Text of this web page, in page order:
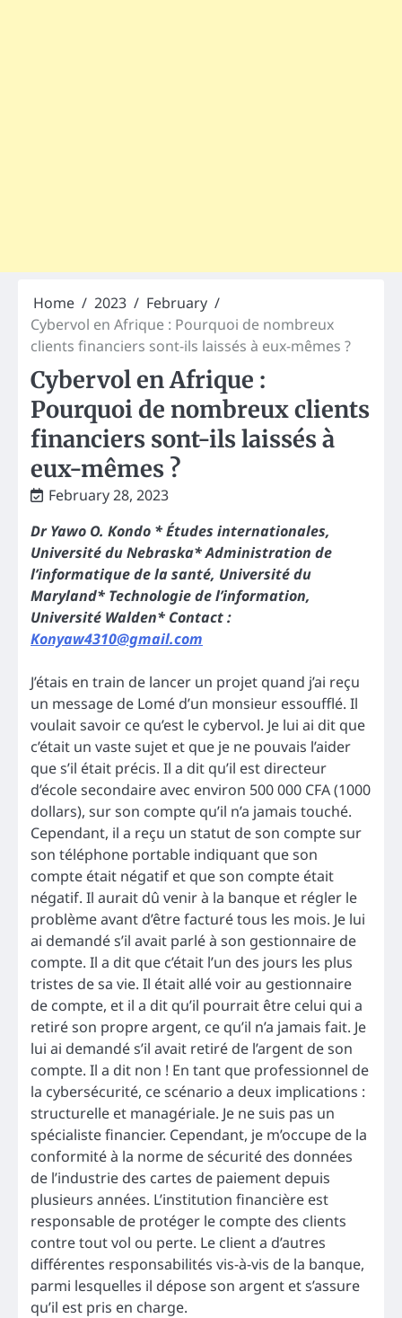
Home 2023
February
Cybervol en Afrique : Pourquoi de nombreux
clients financiers sont-ils laissés à eux-mêmes ?
Cybervol en Afrique :
Pourquoi de nombreux clients
financiers sont-ils laissés à
eux-mêmes ?
February 28, 2023
Dr Yawo O. Kondo * Études internationales,
Université du Nebraska* Administration de
l’informatique de la santé, Université du
Maryland* Technologie de l’information,
Université Walden* Contact :
Konyaw4310@gmail.com
J’étais en train de lancer un projet quand j’ai reçu
un message de Lomé d’un monsieur essoufflé. Il
voulait savoir ce qu’est le cybervol. Je lui ai dit que
c’était un vaste sujet et que je ne pouvais l’aider
que s’il était précis. Il a dit qu’il est directeur
d’école secondaire avec environ 500 000 CFA (1000
dollars), sur son compte qu’il n’a jamais touché.
Cependant, il a reçu un statut de son compte sur
son téléphone portable indiquant que son
compte était négatif et que son compte était
négatif. Il aurait dû venir à la banque et régler le
problème avant d’être facturé tous les mois. Je lui
ai demandé s’il avait parlé à son gestionnaire de
compte. Il a dit que c’était l’un des jours les plus
tristes de sa vie. Il était allé voir au gestionnaire
de compte, et il a dit qu’il pourrait être celui qui a
retiré son propre argent, ce qu’il n’a jamais fait. Je
lui ai demandé s’il avait retiré de l’argent de son
compte. Il a dit non ! En tant que professionnel de
la cybersécurité, ce scénario a deux implications :
structurelle et managériale. Je ne suis pas un
spécialiste financier. Cependant, je m’occupe de la
conformité à la norme de sécurité des données
de l’industrie des cartes de paiement depuis
plusieurs années. L’institution financière est
responsable de protéger le compte des clients
contre tout vol ou perte. Le client a d’autres
différentes responsabilités vis-à-vis de la banque,
parmi lesquelles il dépose son argent et s’assure
qu’il est pris en charge.